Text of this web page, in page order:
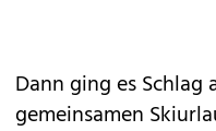
Dann ging es
gemeinsamen